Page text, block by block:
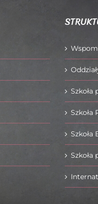
Szkoła
Szkoła
Szkoła
Szkoła
Internat